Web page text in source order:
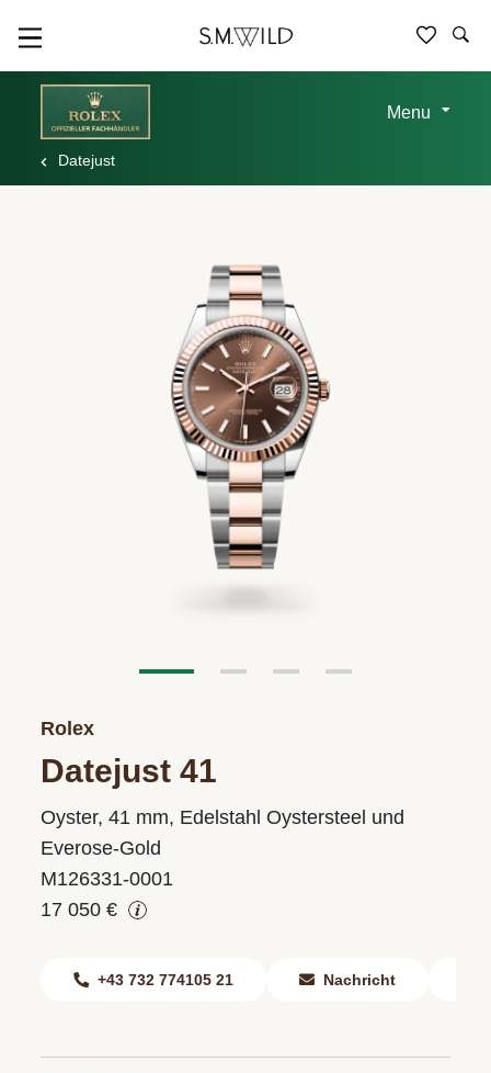
Menu
Datejust
Rolex
Datejust 41
Oyster, 41 mm, Edelstahl Oystersteel und
Everose-Gold
M126331-0001
17 050 €
+43 732 774105 21 Nachricht